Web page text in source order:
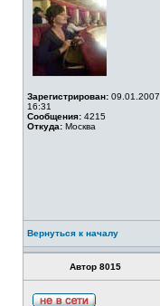
Зарегистрирован: 09.01.2007
16:31
Сообщения: 4215
Откуда: Москва
Вернуться к началу
Автор 8015